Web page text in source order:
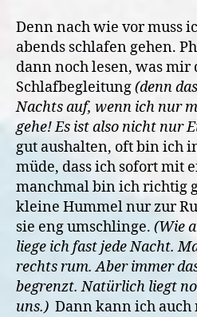
Denn nach wie vor muss
abends schlafen gehen.
dann noch lesen, was mir
Schlafbegleitung(denn
Nachts auf, wenn ich nur
gehe! Es ist also nicht nur
gut aushalten, oft bin ich
müde, dass ich sofort mit
manchmal bin ich richtig
kleine Hummel nur zur
sie eng umschlinge. (Wie
liege ich fast jede Nacht.
rechts rum. Aber immer
begrenzt. Natürlich liegt
uns.) Dann kann ich